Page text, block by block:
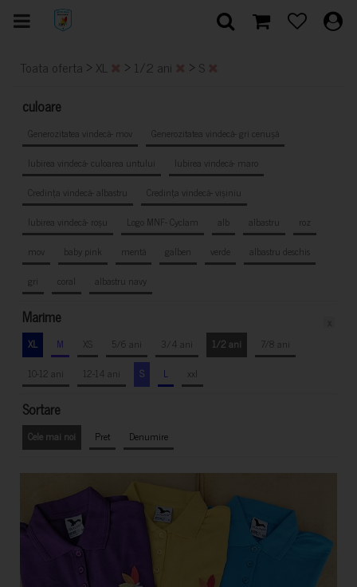
Toata oferta > XL > 1/2 ani > S
culoare
Generozitatea vindecă- mov
Generozitatea vindecă- gri cenușă
Iubirea vindecă- culoarea untului
Iubirea vindecă- maro
Credința vindecă- albastru
Credința vindecă- vișiniu
Iubirea vindecă- roșu
Logo MNF- Cyclam alb albastru
roz
mov
baby pink mentă galben verde
albastru deschis
gri
coral albastru navy
Marime
XL M XS 5/6 ani 3/4 ani 1/2 ani
7/8 ani
10-12 ani
12-14 ani S L xxl
Sortare
Cele mai noi Pret Denumire